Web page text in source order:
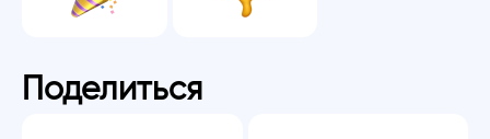
Поделиться